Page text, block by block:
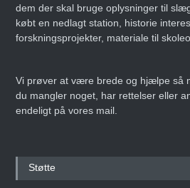
dem der skal bruge oplysninger til
købt en nedlagt station, historie
forskningsprojekter, materiale til
Vi prøver at være brede og hjælpe så
du mangler noget, har rettelser eller
endeligt på vores mail.
Støtte